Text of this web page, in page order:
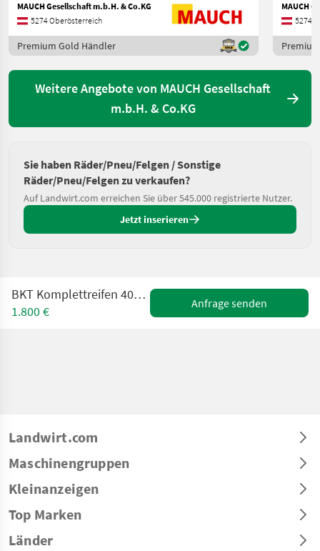
MAUCH Gesellschaft m.b.H. & Co.KG
5274 Oberösterreich
Premium Gold Händler
MAUCH
5274
Weitere Angebote von MAUCH Gesellschaft
m.b.H. & Co.KG
Sie haben Räder/Pneu/Felgen / Sonstige
Räder/Pneu/Felgen zu verkaufen?
Auf Landwirt.com erreichen Sie über 545.000 registrierte Nutzer.
Jetzt inserieren
BKT Komplettreifen 400/70-20 // 16.0/70-20AS 90%
1.800 €
Anfrage senden
Landwirt.com
Maschinengruppen
Kleinanzeigen
Top Marken
Länder